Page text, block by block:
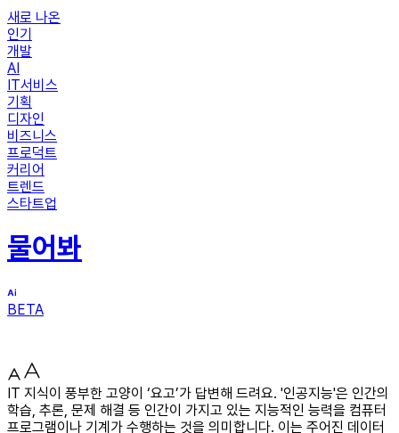
새로 나온
인기
개발
AI
IT서비스
기획
디자인
비즈니스
프로덕트
커리어
트렌드
스타트업
물어봐
BETA
IT 지식이 풍부한 고양이 ‘요고’가 답변해 드려요. '인공지능'은 인간의
학습, 추론, 문제 해결 등 인간이 가지고 있는 지능적인 능력을 컴퓨터
프로그램이나 기계가 수행하는 것을 의미합니다. 이는 주어진 데이터